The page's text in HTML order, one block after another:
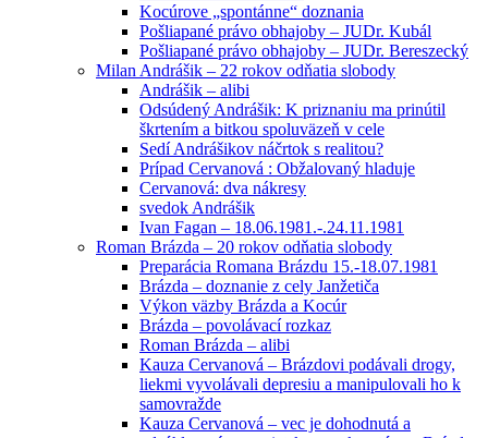
Kocúrove „spontánne“ doznania
Pošliapané právo obhajoby – JUDr. Kubál
Pošliapané právo obhajoby – JUDr. Bereszecký
Milan Andrášik – 22 rokov odňatia slobody
Andrášik – alibi
Odsúdený Andrášik: K priznaniu ma prinútil
škrtením a bitkou spoluväzeň v cele
Sedí Andrášikov náčrtok s realitou?
Prípad Cervanová : Obžalovaný hladuje
Cervanová: dva nákresy
svedok Andrášik
Ivan Fagan – 18.06.1981.-.24.11.1981
Roman Brázda – 20 rokov odňatia slobody
Preparácia Romana Brázdu 15.-18.07.1981
Brázda – doznanie z cely Janžetiča
Výkon väzby Brázda a Kocúr
Brázda – povolávací rozkaz
Roman Brázda – alibi
Kauza Cervanová – Brázdovi podávali drogy,
liekmi vyvolávali depresiu a manipulovali ho k
samovražde
Kauza Cervanová – vec je dohodnutá a